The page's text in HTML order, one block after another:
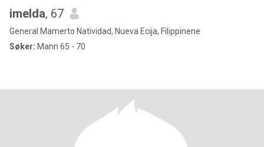
imelda, 67
General Mamerto Natividad, Nueva Ecija, Filippinene
Søker: Mann 65 - 70